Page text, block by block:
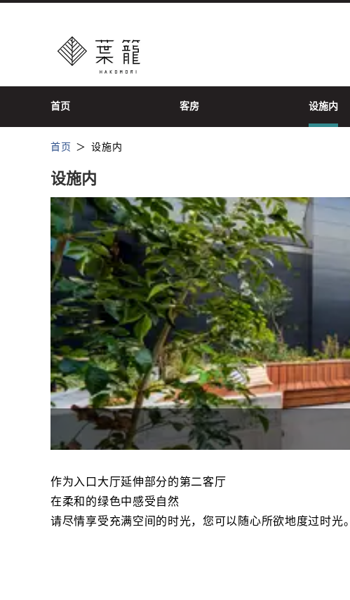
首页 客房 设施内
首页 设施内
设施内
作为入口大厅延伸部分的第二客厅
在柔和的绿色中感受自然
请尽情享受充满空间的时光，您可以随心所欲地度过时光。